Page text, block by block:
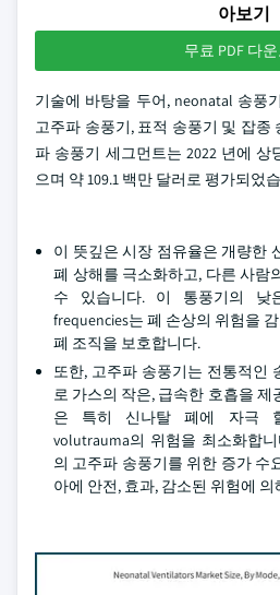
아보기
무료 PDF 다
기술에 바탕을 두어, neonatal 송풍
고주파 송풍기, 표적 송풍기 및 잡종
파 송풍기 세그먼트는 2022 년에 상
으며 약 109.1 백만 달러로 평가되었
이 뜻깊은 시장 점유율은 개량한
폐 상해를 극소화하고, 다른 사람
수 있습니다. 이 통풍기의
frequencies는 폐 손상의 위험을
폐 조직을 보호합니다.
또한, 고주파 송풍기는 전통적인
로 가스의 작은, 급속한 호흡을 제
은 특히 신나탈 폐에 자극
volutrauma의 위험을 최소화합
의 고주파 송풍기를 위한 증가 수
아에 안전, 효과, 감소된 위험에